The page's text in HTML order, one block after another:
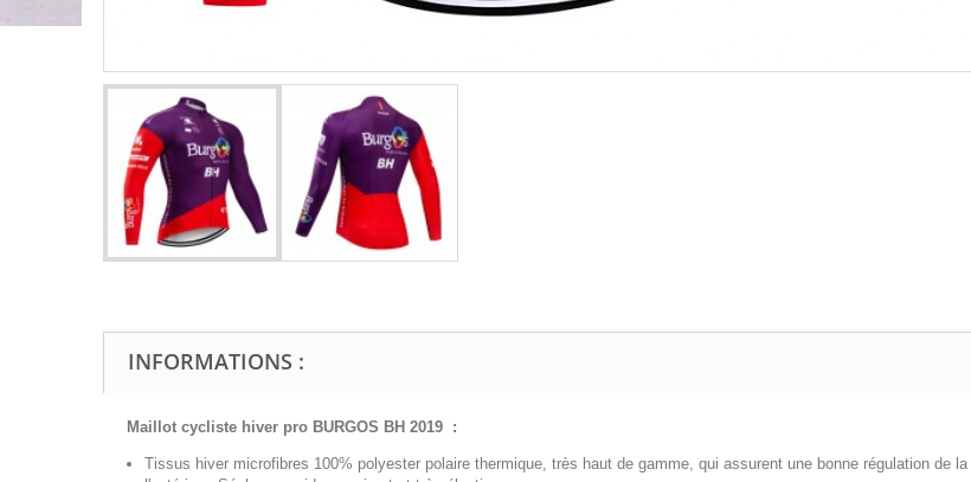
INFORMATIONS :
Maillot cycliste hiver pro BURGOS BH 2019 :
Tissus hiver microfibres 100% polyester polaire thermique, très haut de gamme, qui assurent une bonne régulation de